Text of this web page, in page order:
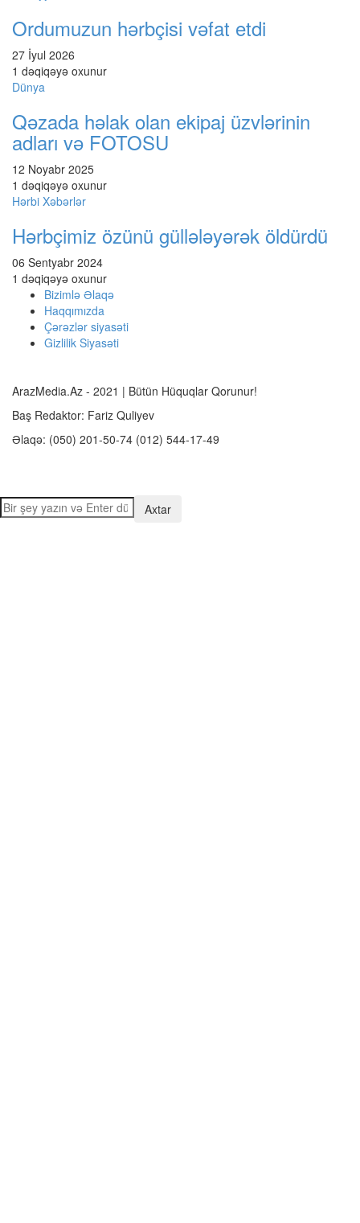
Ordumuzun hərbçisi vəfat etdi
27 İyul 2026
1 dəqiqəyə oxunur
Dünya
Qəzada həlak olan ekipaj üzvlərinin
adları və FOTOSU
12 Noyabr 2025
1 dəqiqəyə oxunur
Hərbi Xəbərlər
Hərbçimiz özünü güllələyərək öldürdü
06 Sentyabr 2024
1 dəqiqəyə oxunur
Bizimlə Əlaqə
Haqqımızda
Çərəzlər siyasəti
Gizlilik Siyasəti
ArazMedia.Az - 2021 | Bütün Hüquqlar Qorunur!
Baş Redaktor: Fariz Quliyev
Əlaqə: (050) 201-50-74 (012) 544-17-49